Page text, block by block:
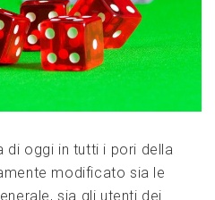
di oggi in tutti i pori della
modificato sia le
sia gli utenti dei